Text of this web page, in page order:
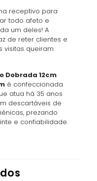
receptivo para
todo afeto e
um deles! A
de reter clientes e
visitas queiram
Dobrada 12cm
é confeccionada
atua há 35 anos
descartáveis de
prezando
e confiabilidade.